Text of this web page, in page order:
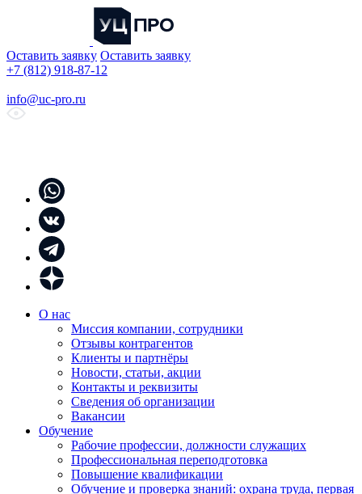
Оставить заявку Оставить заявку
+7 (812) 918-87-12
info@uc-pro.ru
О нас
Миссия компании, сотрудники
Отзывы контрагентов
Клиенты и партнёры
Новости, статьи, акции
Контакты и реквизиты
Сведения об организации
Вакансии
Обучение
Рабочие профессии, должности служащих
Профессиональная переподготовка
Повышение квалификации
Обучение и проверка знаний: охрана труда, первая